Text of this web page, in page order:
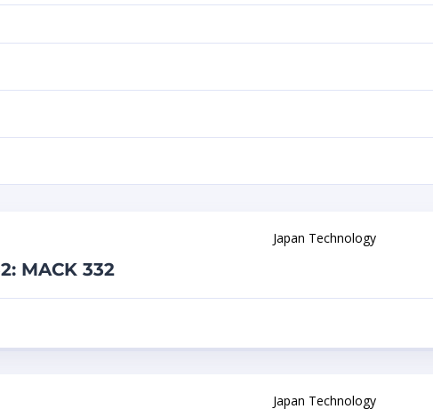
MACK 332
Japan Technology
Japan Technology